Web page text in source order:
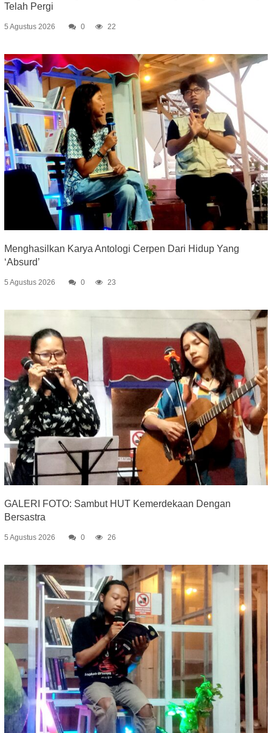
Telah Pergi
5 Agustus 2026 0 22
Menghasilkan Karya Antologi Cerpen Dari Hidup Yang
‘Absurd’
5 Agustus 2026 0 23
GALERI FOTO: Sambut HUT Kemerdekaan Dengan
Bersastra
5 Agustus 2026 0 26